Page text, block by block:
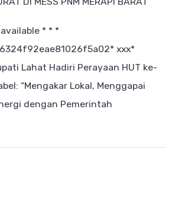
* * *
ххх*
Lahat Hadiri Perayaan HUT ke-
“Mengakar Lokal, Menggapai
dengan Pemerintah